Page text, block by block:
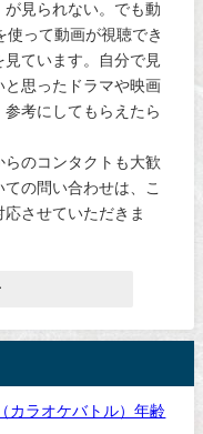
見られない。でも動
使って動画が視聴でき
ています。自分で見
思ったドラマや映画
考にしてもらえたら
のコンタクトも大歓
の問い合わせは、こ
させていただきま
カラオケバトル）年齢